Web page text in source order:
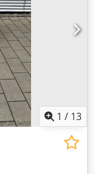
1 / 13